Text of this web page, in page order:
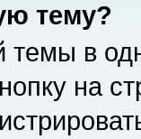
тему?
темы в
на